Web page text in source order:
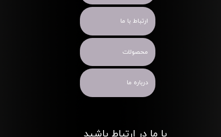
ارتباط با ما
محصولات
درباره ما
با ما در ارتباط باشید